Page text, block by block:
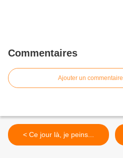
Commentaires
Ajouter un commentaire
< Ce jour là, je peins...